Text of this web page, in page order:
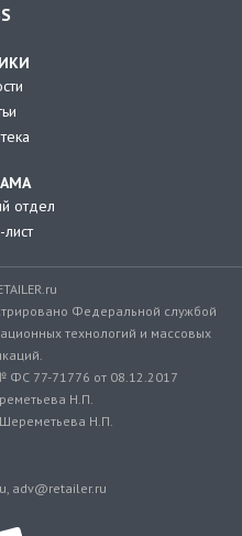
отдел
Федеральной службой
технологий и массовых
ФС 77-71776 от 08.12.2017
Н.П.
Н.П.
adv@retailer.ru